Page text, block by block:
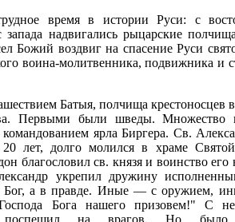
время в истории Руси: с
запада надвигались рыцарские
Божий воздвиг на спасение Руси
воина-молитвенника, подвижника и
Батыя, полчища крестоносцев
Первыми были шведы. Множество
ярла Биргера. Св.
лет, долго молился в храме
благословил св. князя и воинство его
укрепил дружину
Бог, а в правде. Иные — с оружием,
Бога нашего призовем!" С
поспешил на врагов. Но было